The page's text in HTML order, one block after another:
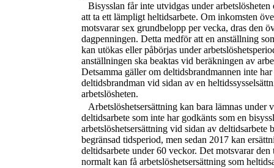
Bisysslan får inte utvidgas under
att ta ett lämpligt heltidsarbete. Om inkomsten
motsvarar sex grundbelopp per vecka, dras den
dagpenningen. Detta medför att en anställning
kan utökas eller påbörjas under
anställningen ska beaktas vid beräkningen av
Detsamma gäller om deltidsbrandmannen inte har
deltidsbrandman vid sidan av en
arbetslösheten.
Arbetslöshetsersättning kan bara lämnas under
deltidsarbete som inte har godkänts som en
arbetslöshetsersättning vid sidan av deltidsarbete
begränsad tidsperiod, men sedan 2017 kan
deltidsarbete under 60 veckor. Det motsvarar
normalt kan få arbetslöshetsersättning som